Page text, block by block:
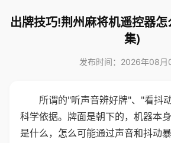
出牌技巧!荆州麻将机遥控器
集)
发布时间：2026年08月
所谓的"听声音辨好牌"、"看抖
科学依据。牌面是朝下的，机器本
是什么，怎么可能通过声音和抖动